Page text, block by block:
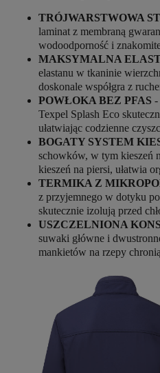
TRÓJWARSTWOWA
laminat z membraną
wodoodporność i
MAKSYMALNA
elastanu w tkaninie
doskonale współgra z
POWŁOKA BEZ PFAS -
Texpel Splash Eco
ułatwiając codzienne
BOGATY SYSTEM
schowków, w tym kieszeń
kieszeń na piersi, ułatwia
TERMIKA Z
z przyjemnego w dotyku
skutecznie izolują przed
USZCZELNIONA
suwaki główne i
mankietów na rzepy